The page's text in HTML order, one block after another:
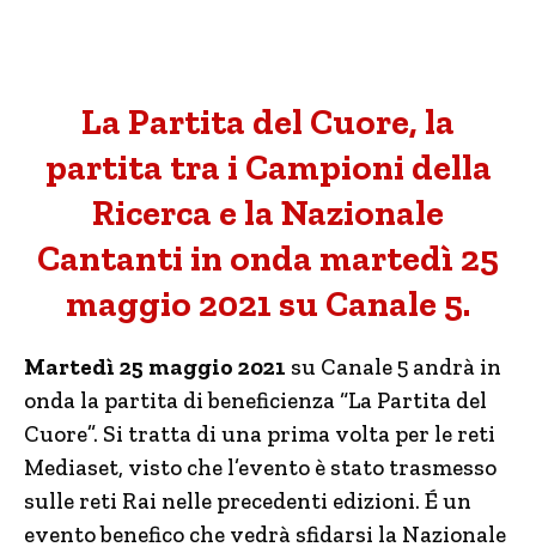
La Partita del Cuore, la
partita tra i Campioni della
Ricerca e la Nazionale
Cantanti in onda martedì 25
maggio 2021 su Canale 5.
Martedì 25 maggio 2021 su Canale 5 andrà in
onda la partita di beneficienza “La Partita del
Cuore”. Si tratta di una prima volta per le reti
Mediaset, visto che l’evento è stato trasmesso
sulle reti Rai nelle precedenti edizioni. É un
evento benefico che vedrà sfidarsi la Nazionale